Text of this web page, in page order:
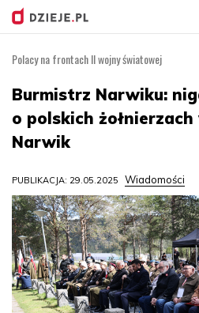
Polacy na frontach II wojny światowej
Burmistrz Narwiku:
o polskich
Narwik
PUBLIKACJA: 29.05.2025 Wiadomości